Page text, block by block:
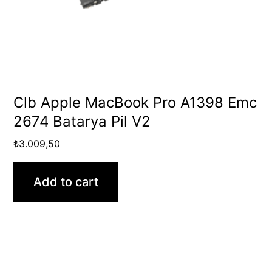
Clb Apple MacBook Pro A1398 Emc
2674 Batarya Pil V2
₺3.009,50
Add to cart